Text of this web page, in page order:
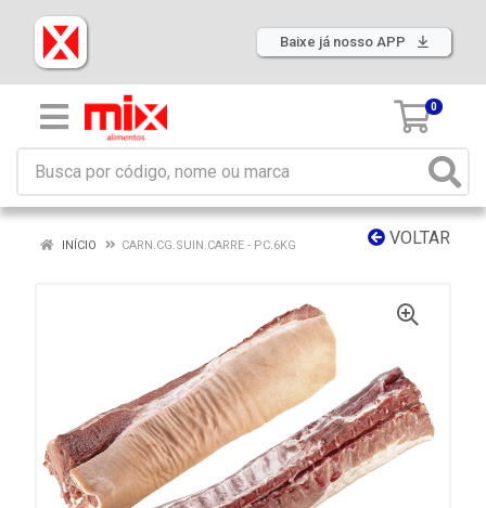
Baixe já nosso APP
0
VOLTAR
INÍCIO CARN.CG.SUIN.CARRE - PC.6KG